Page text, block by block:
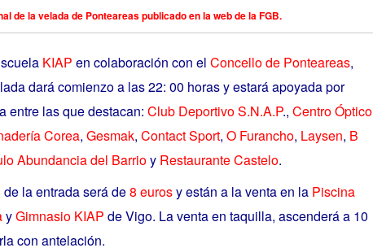
de la velada de Ponteareas publicado en la web de la FGB.
KIAP en colaboración con el Concello de Ponteareas,
dará comienzo a las 22: 00 horas y estará apoyada por
entre las que destacan: Club Deportivo S.N.A.P., Centro Óptico
Corea, Gesmak, Contact Sport, O Furancho, Laysen, B
Abundancia del Barrioy Restaurante Castelo.
la entrada será de8 eurosy están a la venta en laPiscina
yGimnasio KIAP de Vigo. La venta en taquilla, ascenderá a 10
con antelación.